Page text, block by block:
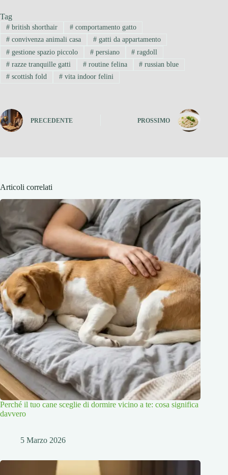
Tag
#british shorthair #comportamento gatto
#convivenza animali casa #gatti da appartamento
#gestione spazio piccolo #persiano # ragdoll
#razze tranquille gatti #routine felina # russian blue
#scottish fold #vita indoor felini
PRECEDENTE PROSSIMO
Articoli correlati
Perché il tuo cane sceglie di dormire vicino a te: cosa significa
davvero
5 Marzo 2026